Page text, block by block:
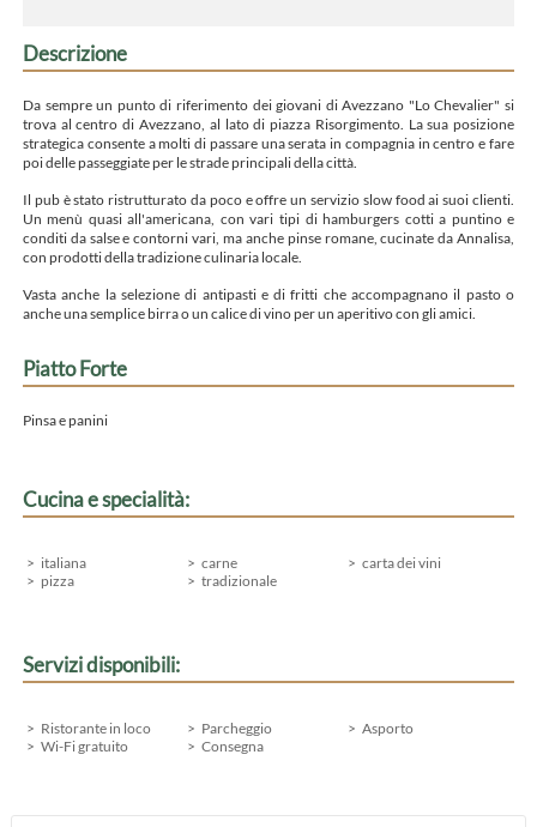
Descrizione
Da sempre un punto di riferimento dei giovani di Avezzano "Lo Chevalier" si
trova al centro di Avezzano, al lato di piazza Risorgimento. La sua posizione
strategica consente a molti di passare una serata in compagnia in centro e fare
poi delle passeggiate per le strade principali della città.
Il pub è stato ristrutturato da poco e offre un servizio slow food ai suoi clienti.
Un menù quasi all'americana, con vari tipi di hamburgers cotti a puntino e
conditi da salse e contorni vari, ma anche pinse romane, cucinate da Annalisa,
con prodotti della tradizione culinaria locale.
Vasta anche la selezione di antipasti e di fritti che accompagnano il pasto o
anche una semplice birra o un calice di vino per un aperitivo con gli amici.
Piatto Forte
Pinsa e panini
Cucina e specialità:
italiana
pizza
carne
tradizionale
carta dei vini
Servizi disponibili:
Ristorante in loco
Wi-Fi gratuito
Parcheggio
Consegna
Asporto